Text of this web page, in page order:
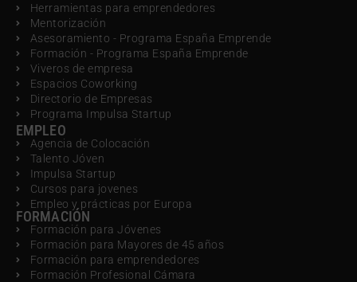
Herramientas para emprendedores
Mentorización
Asesoramiento - Programa España Emprende
Formación - Programa España Emprende
Viveros de empresa
Espacios Coworking
Directorio de Empresas
Programa Impulsa Startup
EMPLEO
Agencia de Colocación
Talento Jóven
Impulsa Startup
Cursos para jovenes
Empleo y prácticas por Europa
FORMACIÓN
Formación para Jóvenes
Formación para Mayores de 45 años
Formación para emprendedores
Formación Profesional Cámara